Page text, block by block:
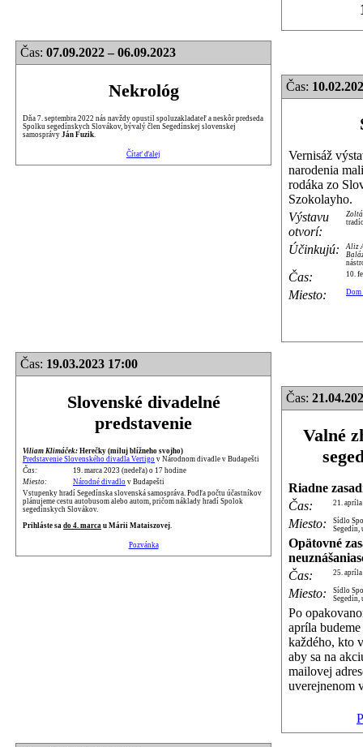
Čas: 07.09.2022 – 06.09.2023
Nekrológ
Dňa 7. septembra 2022 nás navždy opustil spoluzakladateľ a neskôr predseda
Spolku segedínskych Slovákov, bývalý člen Segedínskej slovenskej
samosprávy Ján Fuzik.
Čítať ďalej
Čas:
Vernisáž
narodenia
rodáka zo
Szokolayho.
Výstavu
otvorí:
Účinkujú:
Aliz
Čas: 10.
Miesto: Dom
Čas: 19.03.2023 17:00
Slovenské divadelné
predstavenie
Viliam Klimáček: Herečky (miluj blížneho svojho)
Predstavenie Slovenského divadla Vertigo v Národnom divadle v Budapešti
Čas:
19. marca 2023 (nedeľa) o 17 hodine
Miesto:
Národné divadlo v Budapešti
Vstupenky hradí Segedínska slovenská samospráva. Podľa počtu účastníkov
plánujeme cestu autobusom alebo autom, pričom náklady hradí Spolok
segedínskych Slovákov.
Prihláste sa do 4. marca u Márii Mataiszovej.
Pozvánka
Čas:
Valné
Riadne
Čas:
21.
Miesto:
Sídlo
Segedín,
Opätovné
Čas:
25.
Miesto:
Sídlo
Segedín,
Po
apríla
každého, kto
aby sa na
mailovej
uverejnenom